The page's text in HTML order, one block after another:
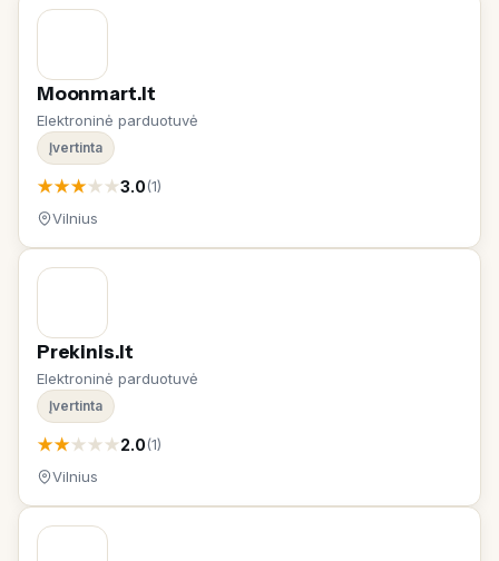
Moonmart.lt
Elektroninė parduotuvė
Įvertinta
★★★★★3.0(1)
Vilnius
Prekinis.lt
Elektroninė parduotuvė
Įvertinta
★★★★★2.0(1)
Vilnius